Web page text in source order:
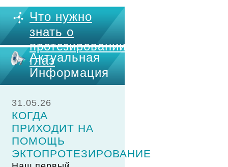
Что нужно
знать о
протезировании
глаз
Актуальная
Информация
31.05.26
КОГДА
ПРИХОДИТ НА
ПОМОЩЬ
ЭКТОПРОТЕЗИРОВАНИЕ